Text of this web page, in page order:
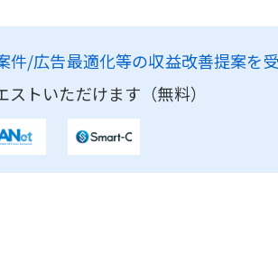
件/広告最適化等の収益改善提案を
トいただけます（無料）